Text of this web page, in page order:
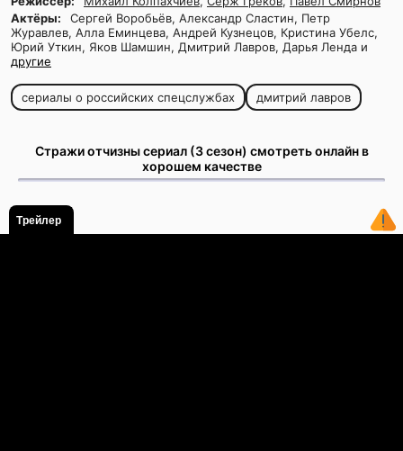
Актёры:
Сергей Воробьёв, Александр Сластин, Петр
Журавлев, Алла Еминцева, Андрей Кузнецов, Кристина Убелс,
Юрий Уткин, Яков Шамшин, Дмитрий Лавров, Дарья Ленда и
другие
сериалы о российских спецслужбах дмитрий лавров
Стражи отчизны сериал (3 сезон) смотреть онлайн в
хорошем качестве
Трейлер